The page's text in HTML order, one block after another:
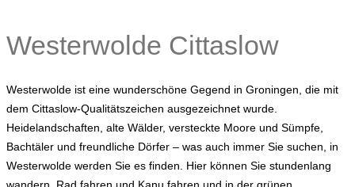
Westerwolde Cittaslow
Westerwolde ist eine wunderschöne Gegend in Groningen, die mit
dem Cittaslow-Qualitätszeichen ausgezeichnet wurde.
Heidelandschaften, alte Wälder, versteckte Moore und Sümpfe,
Bachtäler und freundliche Dörfer – was auch immer Sie suchen, in
Westerwolde werden Sie es finden. Hier können Sie stundenlang